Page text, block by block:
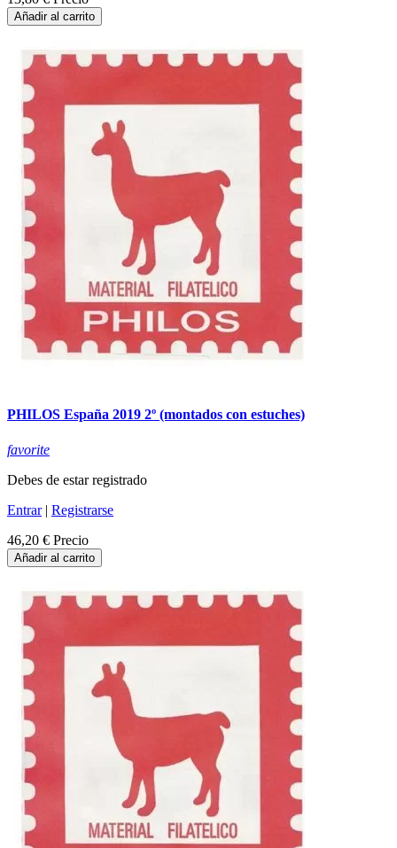
Añadir al carrito
PHILOS España 2019 2º (montados con estuches)
favorite
Debes de estar registrado
Entrar| Registrarse
46,20 € Precio
Añadir al carrito